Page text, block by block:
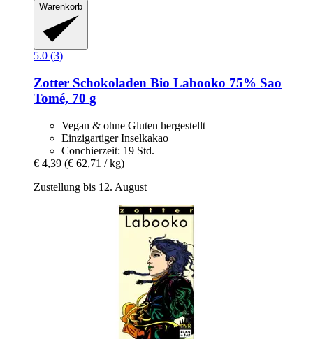
Warenkorb
5.0 (3)
Zotter Schokoladen Bio Labooko 75% Sao
Tomé, 70 g
Vegan & ohne Gluten hergestellt
Einzigartiger Inselkakao
Conchierzeit: 19 Std.
€ 4,39 (€ 62,71 / kg)
Zustellung bis 12. August